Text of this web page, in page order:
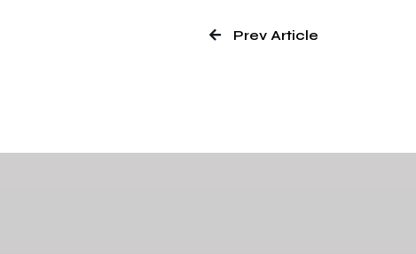
Prev Article